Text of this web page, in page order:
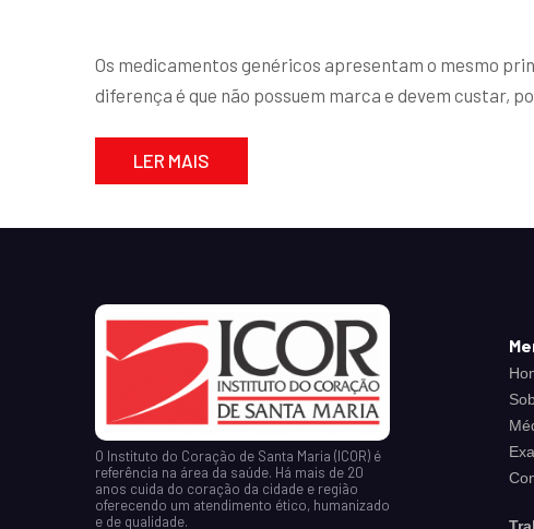
Os medicamentos genéricos apresentam o mesmo
diferença é que não possuem marca e devem custar,
LER MAIS
O Instituto do Coração de Santa Maria (ICOR) é
referência na área da saúde. Há mais de 20
anos cuida do coração da cidade e região
oferecendo um atendimento ético, humanizado
e de qualidade.